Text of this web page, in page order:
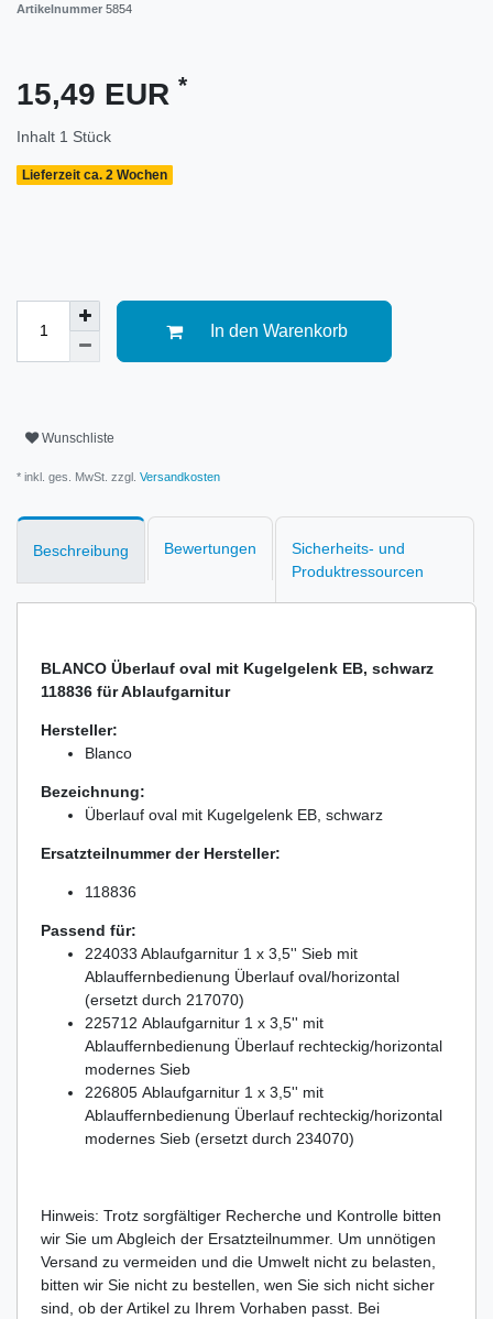
Artikelnummer 5854
15,49 EUR *
Inhalt 1 Stück
Lieferzeit ca. 2 Wochen
In den Warenkorb
Wunschliste
* inkl. ges. MwSt. zzgl. Versandkosten
Beschreibung Bewertungen
Sicherheits- und
Produktressourcen
BLANCO Überlauf oval mit Kugelgelenk EB, schwarz
118836 für Ablaufgarnitur
Hersteller:
Blanco
Bezeichnung:
Überlauf oval mit Kugelgelenk EB, schwarz
Ersatzteilnummer der Hersteller:
118836
Passend für:
224033 Ablaufgarnitur 1 x 3,5'' Sieb mit
Ablauffernbedienung Überlauf oval/horizontal
(ersetzt durch 217070)
225712 Ablaufgarnitur 1 x 3,5'' mit
Ablauffernbedienung Überlauf rechteckig/horizontal
modernes Sieb
226805 Ablaufgarnitur 1 x 3,5'' mit
Ablauffernbedienung Überlauf rechteckig/horizontal
modernes Sieb (ersetzt durch 234070)
Hinweis: Trotz sorgfältiger Recherche und Kontrolle bitten
wir Sie um Abgleich der Ersatzteilnummer. Um unnötigen
Versand zu vermeiden und die Umwelt nicht zu belasten,
bitten wir Sie nicht zu bestellen, wen Sie sich nicht sicher
sind, ob der Artikel zu Ihrem Vorhaben passt. Bei